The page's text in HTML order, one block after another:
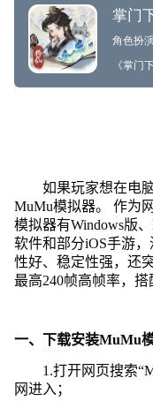
如果玩家想在电
MuMu模拟器。 作为
模拟器有Windows版
软件和部分iOS手游
性好、稳定性强，还
最高240帧高帧率，搭
一、下载安装MuMu
1.打开网页搜索
网进入；